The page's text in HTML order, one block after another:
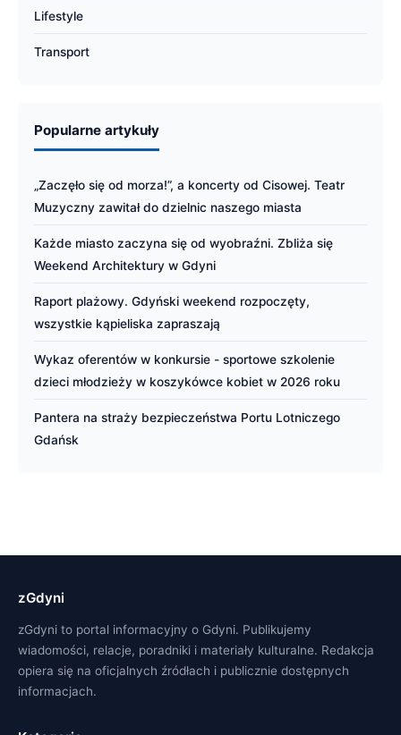
Lifestyle
Transport
Popularne artykuły
„Zaczęło się od morza!”, a koncerty od Cisowej. Teatr
Muzyczny zawitał do dzielnic naszego miasta
Każde miasto zaczyna się od wyobraźni. Zbliża się
Weekend Architektury w Gdyni
Raport plażowy. Gdyński weekend rozpoczęty,
wszystkie kąpieliska zapraszają
Wykaz oferentów w konkursie - sportowe szkolenie
dzieci młodzieży w koszykówce kobiet w 2026 roku
Pantera na straży bezpieczeństwa Portu Lotniczego
Gdańsk
zGdyni
zGdyni to portal informacyjny o Gdyni. Publikujemy
wiadomości, relacje, poradniki i materiały kulturalne. Redakcja
opiera się na oficjalnych źródłach i publicznie dostępnych
informacjach.